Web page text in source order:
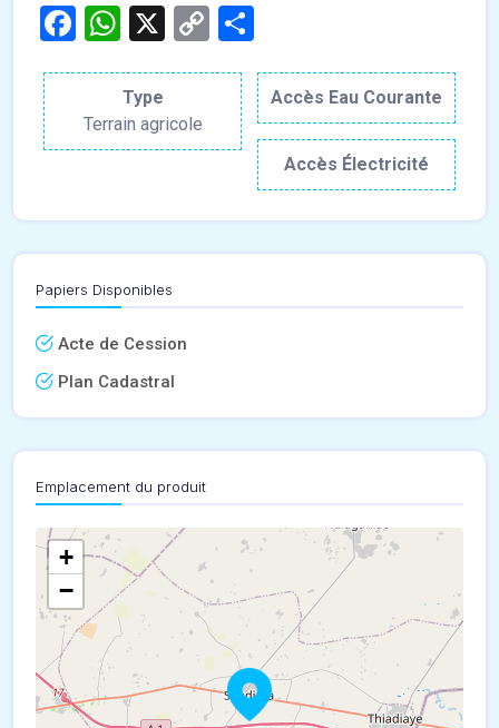
Facebook
WhatsApp
X
Copy
Type
Terrain agricole
Accès Eau Courante
Accès Électricité
Papiers Disponibles
Acte de Cession
Plan Cadastral
Emplacement du produit
+
−